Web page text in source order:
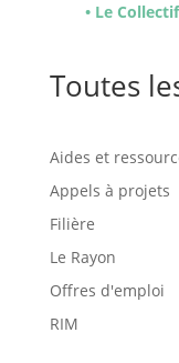
• Le
Toutes
Aides et
Appels à projets
Filière
Le Rayon
Offres d'emploi
RIM